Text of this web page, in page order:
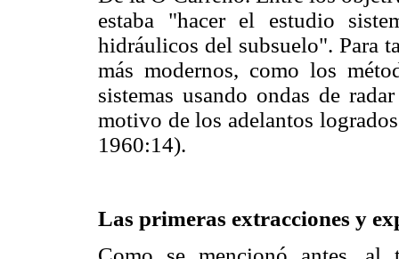
estaba "hacer el estudio
hidráulicos del subsuelo". Para
más modernos, como los
sistemas usando ondas de
motivo de los adelantos
1960:14).
Las primeras extracciones y